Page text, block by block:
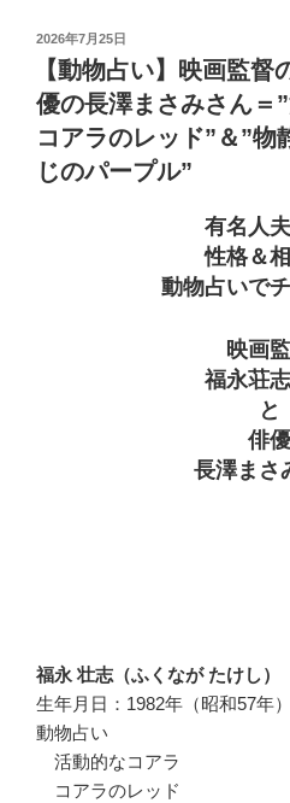
投
日:
2026年7月25日
【動物占い】映画監督
優の長澤まさみさん＝
コアラのレッド”＆”物
じのパープル”
有名人
性格＆
動物占いで
映画
福永荘
と
俳優
長澤まさ
福永 壮志（ふくなが たけし）
生年月日：1982年（昭和57年
動物占い
活動的なコアラ
コアラのレッド